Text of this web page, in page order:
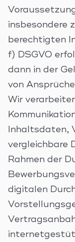
insbesondere
berechtigten
f) DSGVO
dann in der
von
Wir
Inhaltsdaten,
vergleichbare
Rahmen der
digitalen